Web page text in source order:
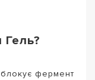
блокує фермент